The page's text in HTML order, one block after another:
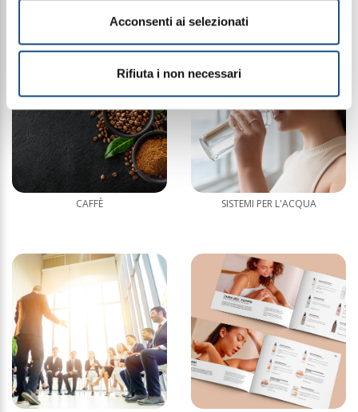
Acconsenti ai selezionati
Rifiuta i non necessari
CAFFÈ SISTEMI PER L'ACQUA